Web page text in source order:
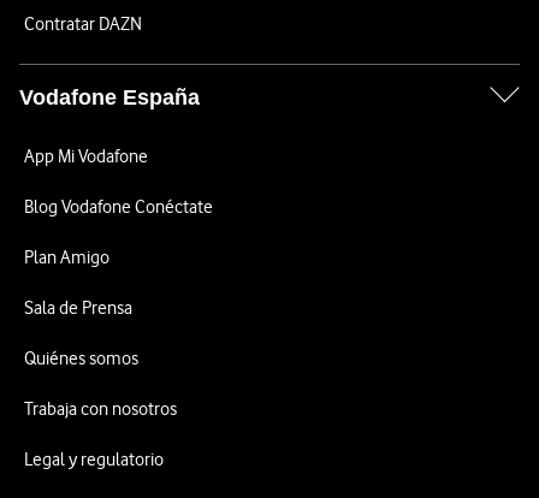
Contratar DAZN
Vodafone España
App Mi Vodafone
Blog Vodafone Conéctate
Plan Amigo
Sala de Prensa
Quiénes somos
Trabaja con nosotros
Legal y regulatorio